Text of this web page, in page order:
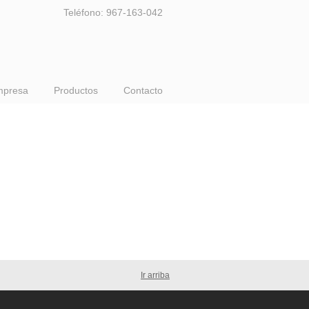
Teléfono: 967-163-042
Productos Contacto
Ir arriba